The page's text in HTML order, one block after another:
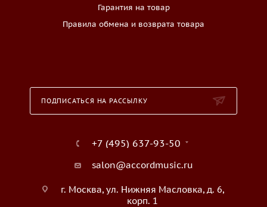
Гарантия на товар
Правила обмена и возврата товара
ПОДПИСАТЬСЯ НА РАССЫЛКУ
+7 (495) 637-93-50
salon@accordmusic.ru
г. Москва, ул. Нижняя Масловка, д. 6,
корп. 1